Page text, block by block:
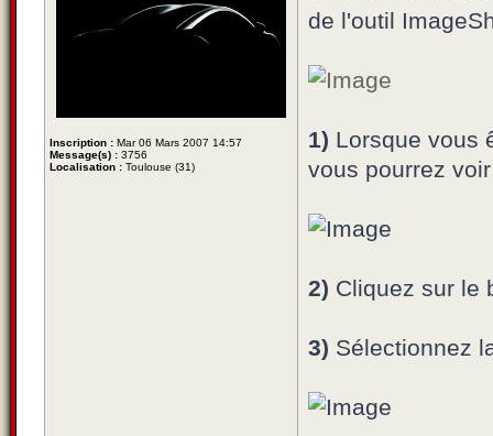
Inscription : Mar 06 Mars 2007 14:57
Message(s) : 3756
Localisation : Toulouse (31)
de l'outil
1) Lorsque vous
vous pourrez
2) Cliquez sur le
3) Sélectionnez